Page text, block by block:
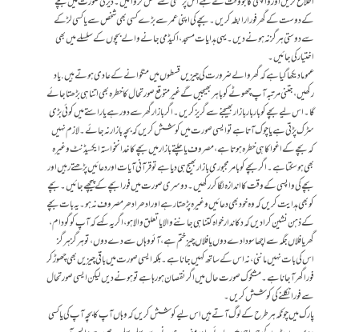
کے دوست کے گھر فورا رابطہ کریں۔ بچے کی اپنی عمر سے بڑے کسی بھی شخص سے یا کسی لڑکے
سے دوستی ہرگز نہ ہونے دیں۔ یہی ہدایات مسجد، اکیڈمی جانے والے بچوں کے سلسلے میں بھی
اختیار کی جائیں۔
عموما دیکھا گیا ہے کہ گھر والے ضرورت کی چیزیں قسطوں میں منگوانے کے عادی ہوتے ہیں. یاد
رکھیں، جتنی مرتبہ آپ چھوٹے کو باہر بھیجیں گے غیر متوقع صورتحال کا خطرہ بھی اتنا ہی بڑھتا جائے
گا۔ اس لیے بچے کو بار بار بازار بھیجنے سے گریز کریں۔ اگر بازار گھر سے دور ہے یا راستے میں کوئی بڑی
سڑک پڑتی ہے یا چوک آتا ہے تو ایسی صورت میں کوشش کریں کہ بچہ بازار نہ جائے۔ لازم نہیں
کہ بچے کے اغوا کا ہی خطرہ ہوتا ہے، مصروف یا چلتے بازار میں بچے کا خدانخواستہ ایکسیڈنٹ وغیرہ
بھی ہو سکتا ہے۔ اگر بچے کو بامر مجبوری بازار بھیج ہی دیا ہے تو قرآنی آیات اور دعائیں پڑھتے رہیں اور
بچے کی واپسی کے وقت کا اندازہ لگا کر رکھیں۔ دوسری صورت میں فورا بچے کے پیچھے جائیں۔ بچے
کو بھی ہدایت کریں کہ وہ خود بھی دعائیں وغیرہ پڑھتا رہے اور ادھر ادھر مصروف نہ ہو۔ یہ بات بچے
کے ذہن نشین کرا دیں کہ دکاندار خواہ کتنا ہی جاننے والا یا تعلق والا ہو، اگر یہ کہے کہ آپ کو گودام،
گھر یا فلاں جگہ سے اچھا سودا دے دوں یا فلاں چیز ختم ہے، آئو وہاں سے دے دوں، تو ہرگز ہرگز
اس کی بات نہیں ماننی، نہ اس کے ساتھ کہیں جانا ہے۔ بلکہ ایسی صورت میں باقی چیزیں بھی چھوڑ کر
فورا گھر آجانا ہے۔ مشکوک صورت حال میں اگر نقصان ہو رہا ہے تو ہونے دیں لیکن ایسی صورتحال
سے فورا نکلنے کی کوشش کریں۔
پارک میں چونکہ ہر طرح کے لوگ آتے ہیں اس لیے کوشش کریں کہ وہاں آپ کا بچہ آپ کی یا کسی